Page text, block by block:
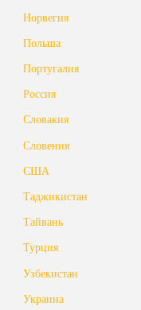
Норвегия
Польша
Португалия
Россия
Словакия
Словения
США
Таджикистан
Тайвань
Турция
Узбекистан
Украина